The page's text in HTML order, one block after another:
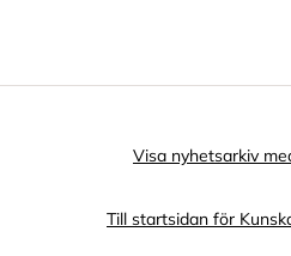
Visa nyhetsarkiv
Till startsidan för